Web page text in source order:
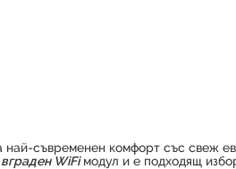
най-съвременен комфорт със свеж
вграден WiFiмодул и е подходящ